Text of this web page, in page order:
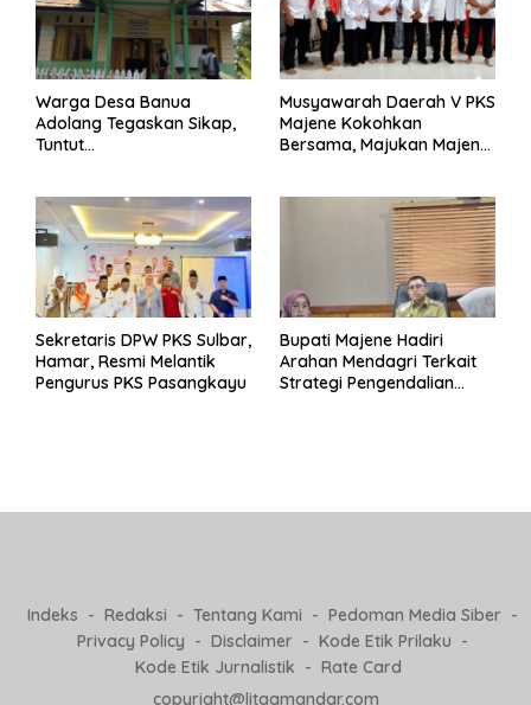
Warga Desa Banua
Adolang Tegaskan Sikap,
Tuntut
Musyawarah Daerah V PKS
Majene Kokohkan
Bersama, Majukan Majene
Sekretaris DPW PKS Sulbar,
Hamar, Resmi Melantik
Pengurus PKS Pasangkayu
Bupati Majene Hadiri
Arahan Mendagri Terkait
Strategi Pengendalian
Indeks Redaksi Tentang Kami
Pedoman Media Siber
Privacy Policy
Disclaimer
Kode Etik Prilaku
Kode Etik Jurnalistik
Rate Card
copyright@litaqmandar.com